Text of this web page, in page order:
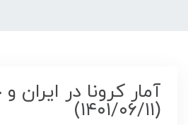
آمار کرونا در ایران
(۱۴۰۱/۰۶/۱۱)